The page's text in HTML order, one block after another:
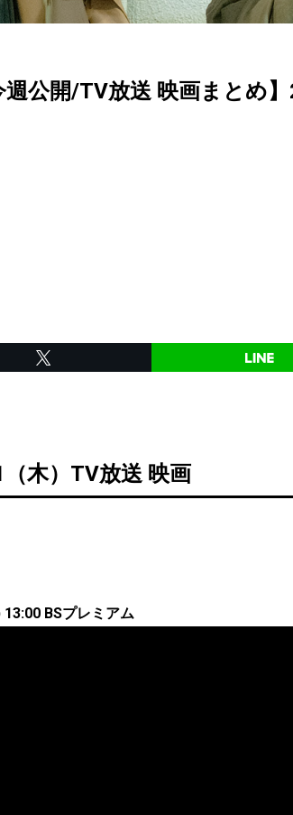
週公開/TV放送 映画まとめ
木）TV放送 映画
13:00 BSプレミアム